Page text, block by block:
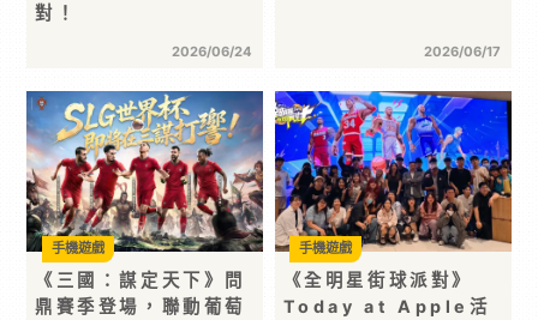
對！
2026/06/24 2026/06/17
《三國：謀定天下》問
鼎賽季登場，聯動葡萄
手機遊戲
《全明星街球派對》
Today at Apple活
手機遊戲